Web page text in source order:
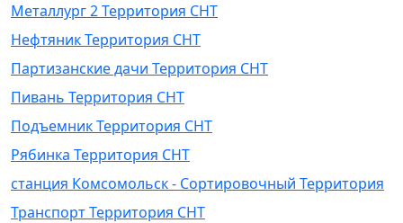
Металлург 2 Территория СНТ
Нефтяник Территория СНТ
Партизанские дачи Территория СНТ
Пивань Территория СНТ
Подъемник Территория СНТ
Рябинка Территория СНТ
станция Комсомольск - Сортировочный Территория
Транспорт Территория СНТ